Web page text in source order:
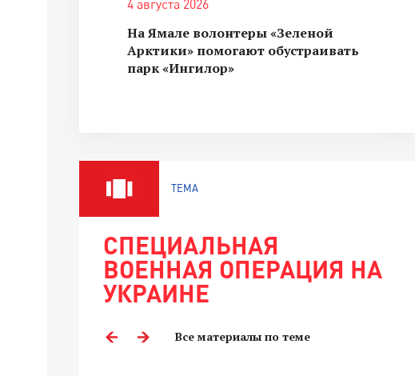
4 августа 2026
На Ямале волонтеры «Зеленой
Арктики» помогают обустраивать
парк «Ингилор»
ТЕМА
СПЕЦИАЛЬНАЯ
ВОЕННАЯ ОПЕРАЦИЯ НА
УКРАИНЕ
Все материалы по теме